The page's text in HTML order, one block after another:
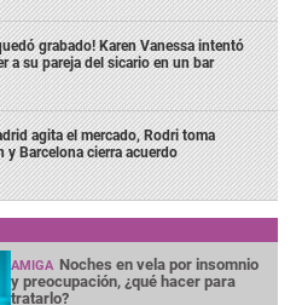
grabado! Karen Vanessa intentó
a su pareja del sicario en un bar
agita el mercado, Rodri toma
y Barcelona cierra acuerdo
AMIGA Noches en vela por insomnio
y preocupación, ¿qué hacer para
tratarlo?